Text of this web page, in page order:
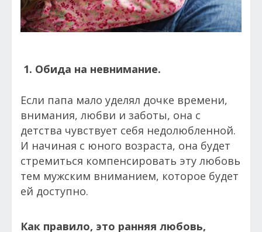
1. Обида на невнимание.
Если папа мало уделял дочке времени,
внимания, любви и заботы, она с
детства чувствует себя недолюбленной.
И начиная с юного возраста, она будет
стремиться компенсировать эту любовь
тем мужским вниманием, которое будет
ей доступно.
Как правило, это ранняя любовь,